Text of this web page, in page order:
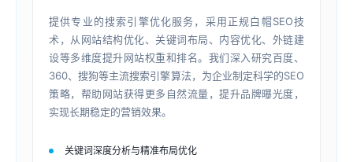
提供专业的搜索引擎优化服务，采用正规白帽SEO技
术，从网站结构优化、关键词布局、内容优化、外链建
设等多维度提升网站权重和排名。我们深入研究百度、
360、搜狗等主流搜索引擎算法，为企业制定科学的SEO
策略，帮助网站获得更多自然流量，提升品牌曝光度，
实现长期稳定的营销效果。
关键词深度分析与精准布局优化